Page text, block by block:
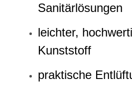
Sanitärlösungen
leichter,
Kunststoff
praktische